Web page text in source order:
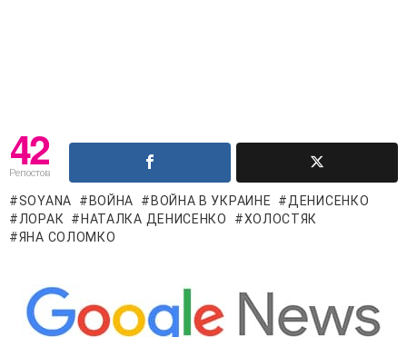
42
Репостов
SOYANA ВОЙНА ВОЙНА В УКРАИНЕ
ДЕНИСЕНКО
ЛОРАК
НАТАЛКА ДЕНИСЕНКО
ХОЛОСТЯК
ЯНА СОЛОМКО